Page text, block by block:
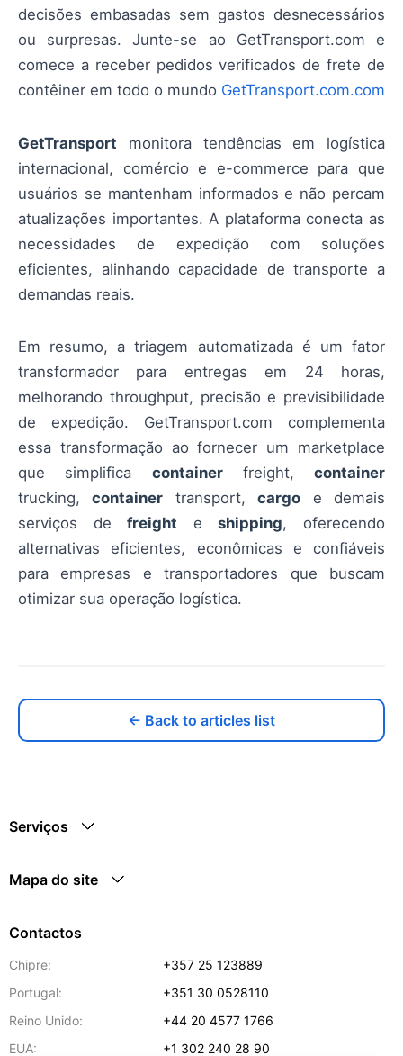
decisões embasadas sem gastos desnecessários
ou surpresas. Junte-se ao GetTransport.com e
comece a receber pedidos verificados de frete de
contêiner em todo o mundo GetTransport.com.com
GetTransport monitora tendências em logística
internacional, comércio e e-commerce para que
usuários se mantenham informados e não percam
atualizações importantes. A plataforma conecta as
necessidades de expedição com soluções
eficientes, alinhando capacidade de transporte a
demandas reais.
Em resumo, a triagem automatizada é um fator
transformador para entregas em 24 horas,
melhorando throughput, precisão e previsibilidade
de expedição. GetTransport.com complementa
essa transformação ao fornecer um marketplace
que simplifica containerfreight, container
trucking,container transport,cargo e demais
serviços defreight eshipping, oferecendo
alternativas eficientes, econômicas e confiáveis
para empresas e transportadores que buscam
otimizar sua operação logística.
← Back to articles list
Serviços
Mapa do site
Contactos
Chipre:
+357 25 123889
Portugal:
+351 30 0528110
Reino Unido:
+44 20 4577 1766
EUA:
+1 302 240 28 90